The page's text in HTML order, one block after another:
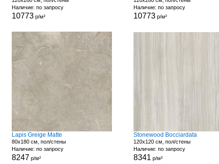
Наличие: по запросу
10773р/м²
Наличие: по запросу
10773р/м²
Lapis Greige Matte
80x180 см, пол/стены
Наличие: по запросу
8247 р/м²
Stonewood Bocciardata
120x120 см, пол/стены
Наличие: по запросу
8341 р/м²